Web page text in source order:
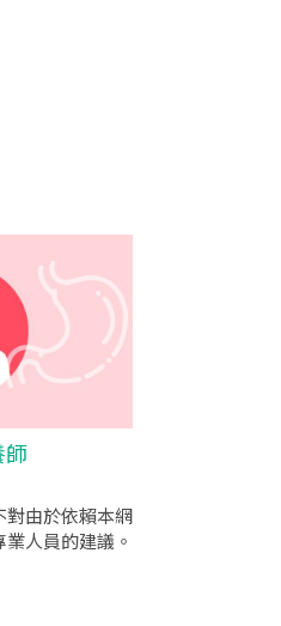
師
對由於依賴本網
人員的建議。